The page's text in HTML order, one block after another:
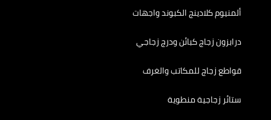
ألمنيوم كلادينج الكبوند واجهات
درابزون زجاج كبائن ودرج زجاجي
قواطع زجاج للمكاتب والغرف
ستائر زجاجية منطوية